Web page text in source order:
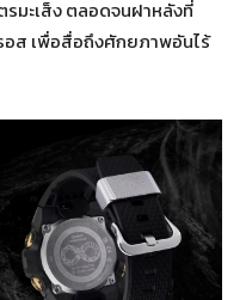
มะเส็ง ตลอดจนฝาหลังที่
ส เพื่อสื่อถึงศักยภาพอันไร้